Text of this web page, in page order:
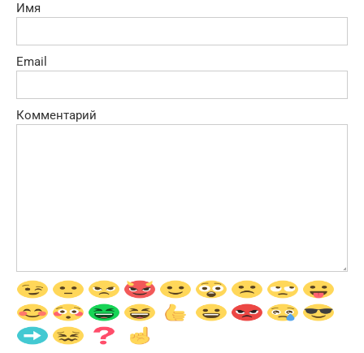
Имя
Email
Комментарий